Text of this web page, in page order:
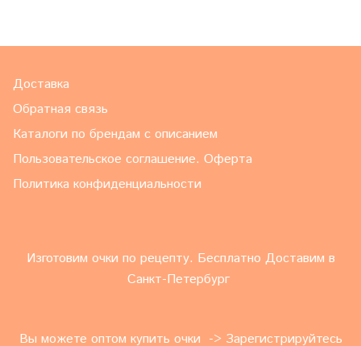
Доставка
Обратная связь
Каталоги по брендам с описанием
Пользовательское соглашение. Оферта
Политика конфиденциальности
Изготовим очки по рецепту. Бесплатно Доставим в
Санкт-Петербург
Вы можете оптом купить очки -> Зарегистрируйтесь